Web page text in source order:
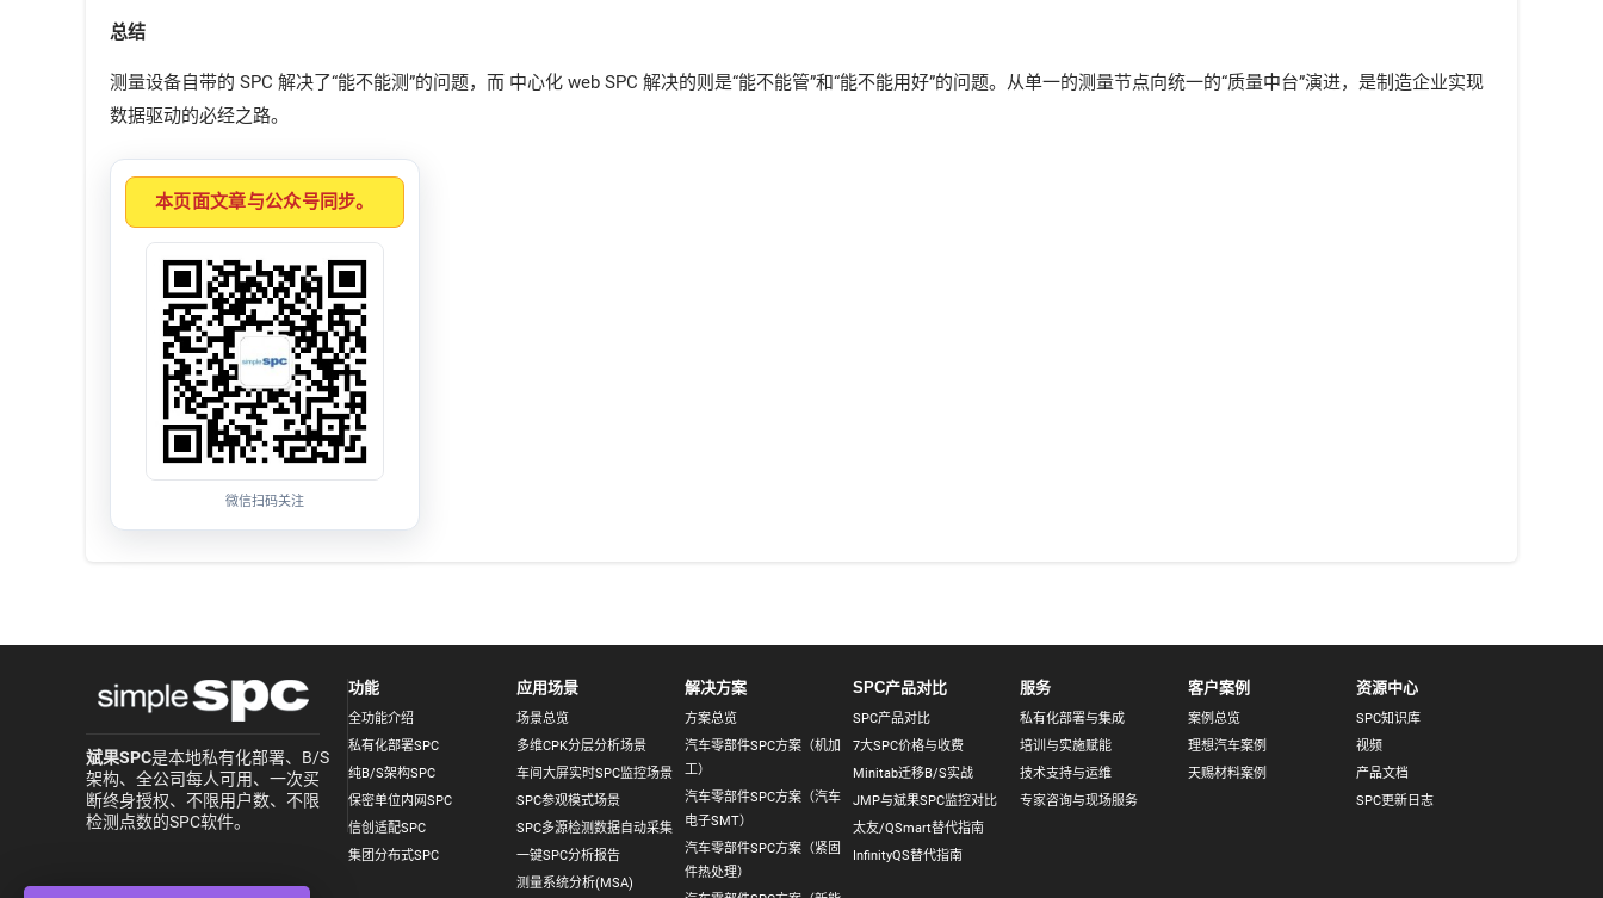
总结
测量设备自带的 SPC 解决了“能不能测”的问题，而 中心化 web SPC 解决的则是“能不能管”和“能不能用好”的问题。从单一的测量节点向统一的“质量中台”演进，是制造企业实现
数据驱动的必经之路。
本页面文章与公众号同步。
微信扫码关注
斌果SPC是本地私有化部署、B/S
架构、全公司每人可用、一次买
断终身授权、不限用户数、不限
检测点数的SPC软件。
功能
全功能介绍
私有化部署SPC
纯B/S架构SPC
保密单位内网SPC
信创适配SPC
集团分布式SPC
应用场景
场景总览
多维CPK分层分析场景
车间大屏实时SPC监控场景
SPC参观模式场景
SPC多源检测数据自动采集
一键SPC分析报告
测量系统分析(MSA)
解决方案
方案总览
汽车零部件SPC方案（机加
工）
汽车零部件SPC方案（汽车
电子SMT）
汽车零部件SPC方案（紧固
件热处理）
SPC产品对比
SPC产品对比
7大SPC价格与收费
Minitab迁移B/S实战
JMP与斌果SPC监控对比
太友/QSmart替代指南
InfinityQS替代指南
服务
私有化部署与集成
培训与实施赋能
技术支持与运维
专家咨询与现场服务
客户案例
案例总览
理想汽车案例
天赐材料案例
资源中心
SPC知识库
视频
产品文档
SPC更新日志